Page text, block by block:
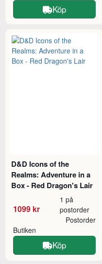
Köp
D&D Icons of the
Realms: Adventure in a
Box - Red Dragon's Lair
1099 kr
1 på
postorder
Butiken
Postorder
Köp